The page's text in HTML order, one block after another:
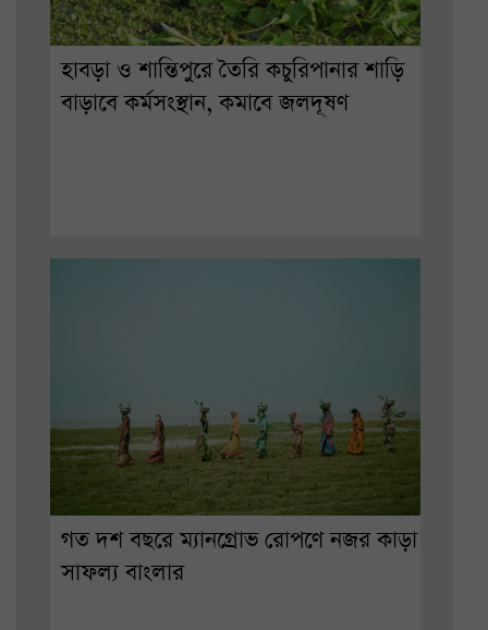
হাবড়া ও শান্তিপুরে তৈরি কচুরিপানার শাড়ি
বাড়াবে কর্মসংস্থান, কমাবে জলদূষণ
গত দশ বছরে ম্যানগ্রোভ রোপণে নজর কাড়া
সাফল্য বাংলার